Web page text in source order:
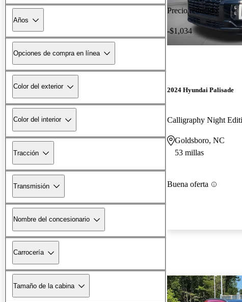
Años
Opciones de compra en línea
Color del exterior
Color del interior
Tracción
Transmisión
Nombre del concesionario
Carrocería
Tamaño de la cabina
Precio reducido
-$1,034
2024 Hyundai Palisade
Calligraphy Night
Goldsboro, NC
53 millas
Buena oferta